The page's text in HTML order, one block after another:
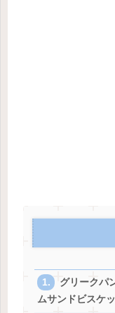
グリークパ
ムサンドビスケッ